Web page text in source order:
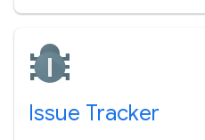
Issue Tracker